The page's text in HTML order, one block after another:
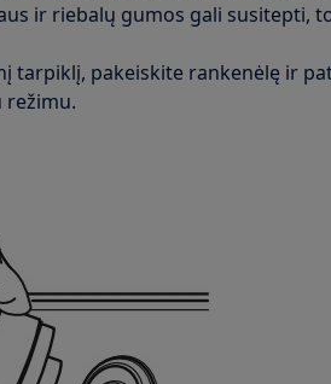
ir riebalų gumos gali susitepti,
tarpiklį, pakeiskite rankenėlę ir
režimu.